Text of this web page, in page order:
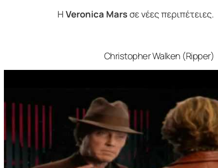
ΗVeronica Marsσε νέες περιπέτειες.
Christopher Walken (Ripper)